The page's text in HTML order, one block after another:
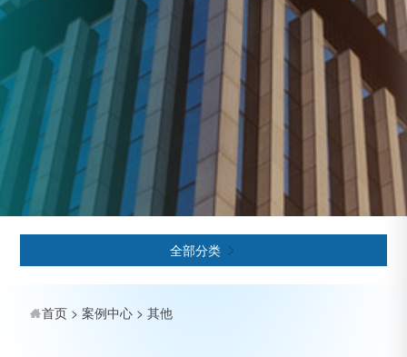
全部分类 
首页 >案例中心 >其他